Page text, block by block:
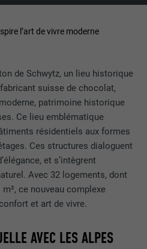
l’art de vivre moderne
de Schwytz, un lieu historique
suisse de chocolat,
patrimoine historique
Ce lieu emblématique
résidentiels aux formes
Ces structures dialoguent
et s’intègrent
Avec 32 logements, dont
ce nouveau complexe
et art de vivre.
AVEC LES ALPES